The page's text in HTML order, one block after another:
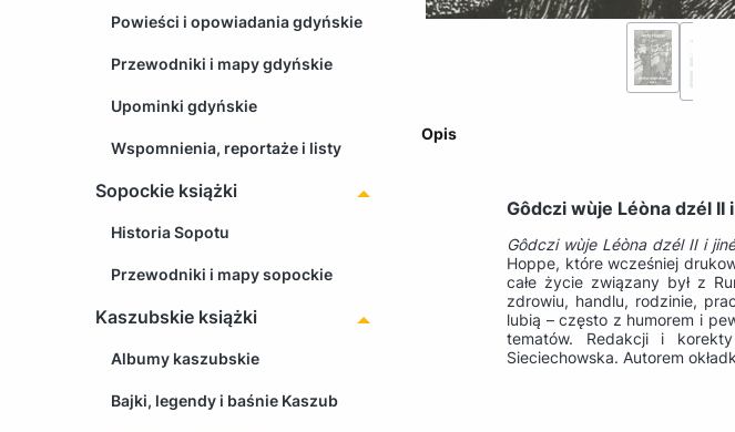
Powieści i opowiadania gdyńskie
Przewodniki i mapy gdyńskie
Upominki gdyńskie
Wspomnienia, reportaże i listy
Sopockie książki
Historia Sopotu
Przewodniki i mapy sopockie
Kaszubskie książki
Albumy kaszubskie
Bajki, legendy i baśnie Kaszub
Opis
Gôdczi wùje Léòna dzél II
Gôdczi wùje Léòna dzél II i
Hoppe, które wcześniej
całe życie związany był z
zdrowiu, handlu, rodzinie,
lubią – często z humorem i
tematów. Redakcji i
Sieciechowska. Autorem